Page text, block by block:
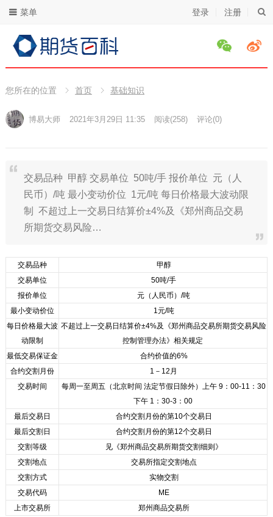
登录 注册
菜单
您所在的位置 首页 基础知识
博易大师 2021年3月29日 11:35 阅读(258) 评论(0)
交易品种 甲醇 交易单位 50吨/手 报价单位 元（人
民币）/吨 最小变动价位 1元/吨 每日价格最大波动限
制 不超过上一交易日结算价±4%及《郑州商品交易
所期货交易风险…
交易品种
甲醇
交易单位
50吨/手
报价单位
元（人民币）/吨
最小变动价位
1元/吨
每日价格最大波
动限制
不超过上一交易日结算价±4%及《郑州商品交易所期货交易风险
控制管理办法》相关规定
最低交易保证金
合约价值的6%
合约交割月份
1－12月
交易时间
每周一至周五（北京时间 法定节假日除外）上午 9：00-11：30
下午 1：30-3：00
最后交易日
合约交割月份的第10个交易日
最后交割日
合约交割月份的第12个交易日
交割等级
见《郑州商品交易所期货交割细则》
交割地点
交易所指定交割地点
交割方式
实物交割
交易代码
ME
上市交易所
郑州商品交易所